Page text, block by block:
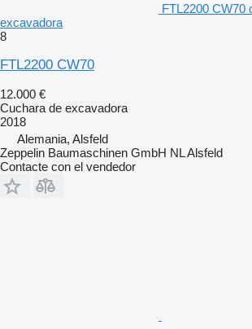
FTL2200 CW70
excavadora
8
FTL2200 CW70
12.000 €
Cuchara de excavadora
2018
Alemania, Alsfeld
Zeppelin Baumaschinen GmbH NL Alsfeld
Contacte con el vendedor